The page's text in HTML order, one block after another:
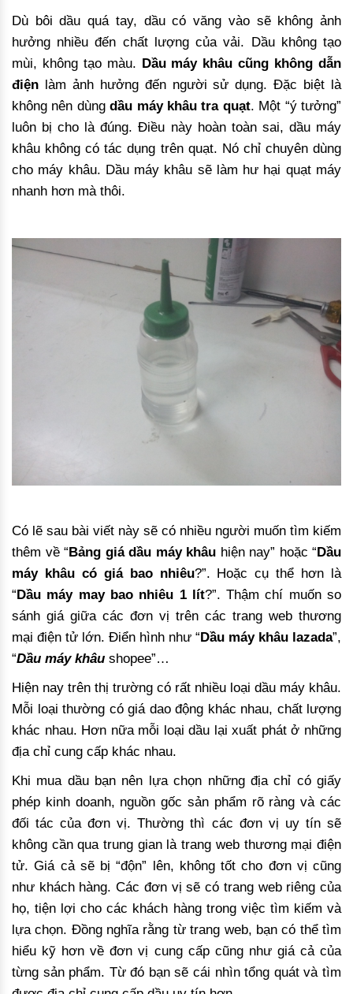
Dù bôi dầu quá tay, dầu có văng vào sẽ không ảnh
hưởng nhiều đến chất lượng của vải. Dầu không tạo
mùi, không tạo màu. Dầu máy khâu cũng khôngdẫn
điện làm ảnh hưởng đến người sử dụng. Đặc biệt là
không nên dùngdầu máy khâu tra quạt. Một “ý tưởng”
luôn bị cho là đúng. Điều này hoàn toàn sai, dầu máy
khâu không có tác dụng trên quạt. Nó chỉ chuyên dùng
cho máy khâu. Dầu máy khâu sẽ làm hư hại quạt máy
nhanh hơn mà thôi.
Có lẽ sau bài viết này sẽ có nhiều người muốn tìm kiếm
thêm về “Bảng giá dầu máy khâu hiện nay” hoặc “Dầu
máy khâu có giá bao nhiêu?”. Hoặc cụ thể hơn là
“Dầu máy may bao nhiêu 1 lít?”. Thậm chí muốn so
sánh giá giữa các đơn vị trên các trang web thương
mại điện tử lớn. Điển hình như “Dầu máy khâu lazada”,
“Dầu máy khâu shopee”…
Hiện nay trên thị trường có rất nhiều loại dầu máy khâu.
Mỗi loại thường có giá dao động khác nhau, chất lượng
khác nhau. Hơn nữa mỗi loại dầu lại xuất phát ở những
địa chỉ cung cấp khác nhau.
Khi mua dầu bạn nên lựa chọn những địa chỉ có giấy
phép kinh doanh, nguồn gốc sản phẩm rõ ràng và các
đối tác của đơn vị. Thường thì các đơn vị uy tín sẽ
không cần qua trung gian là trang web thương mại điện
tử. Giá cả sẽ bị “độn” lên, không tốt cho đơn vị cũng
như khách hàng. Các đơn vị sẽ có trang web riêng của
họ, tiện lợi cho các khách hàng trong việc tìm kiếm và
lựa chọn. Đồng nghĩa rằng từ trang web, bạn có thể tìm
hiểu kỹ hơn về đơn vị cung cấp cũng như giá cả của
từng sản phẩm. Từ đó bạn sẽ cái nhìn tổng quát và tìm